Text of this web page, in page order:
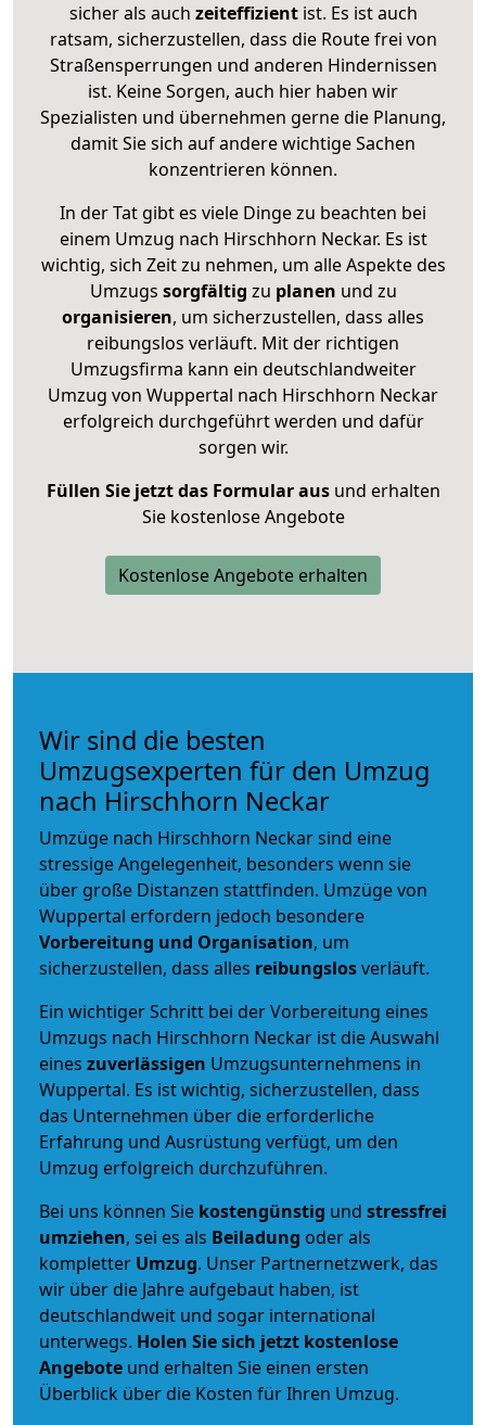
sicher als auch zeiteffizientist. Es ist auch
ratsam, sicherzustellen, dass die Route frei von
Straßensperrungen und anderen Hindernissen
ist. Keine Sorgen, auch hier haben wir
Spezialisten und übernehmen gerne die Planung,
damit Sie sich auf andere wichtige Sachen
konzentrieren können.
In der Tat gibt es viele Dinge zu beachten bei
einem Umzug nach Hirschhorn Neckar. Es ist
wichtig, sich Zeit zu nehmen, um alle Aspekte des
Umzugs sorgfältig zu planen und zu
organisieren, um sicherzustellen, dass alles
reibungslos verläuft. Mit der richtigen
Umzugsfirma kann ein deutschlandweiter
Umzug von Wuppertal nach Hirschhorn Neckar
erfolgreich durchgeführt werden und dafür
sorgen wir.
Füllen Sie jetzt das Formular ausund erhalten
Sie kostenlose Angebote
Kostenlose Angebote erhalten
Wir sind die besten
Umzugsexperten für den Umzug
nach Hirschhorn Neckar
Umzüge nach Hirschhorn Neckar sind eine
stressige Angelegenheit, besonders wenn sie
über große Distanzen stattfinden. Umzüge von
Wuppertal erfordern jedoch besondere
Vorbereitung und Organisation, um
sicherzustellen, dass alles reibungslosverläuft.
Ein wichtiger Schritt bei der Vorbereitung eines
Umzugs nach Hirschhorn Neckar ist die Auswahl
eines zuverlässigen Umzugsunternehmens in
Wuppertal. Es ist wichtig, sicherzustellen, dass
das Unternehmen über die erforderliche
Erfahrung und Ausrüstung verfügt, um den
Umzug erfolgreich durchzuführen.
Bei uns können Sie kostengünstig und stressfrei
umziehen, sei es als Beiladung oder als
kompletter Umzug. Unser Partnernetzwerk, das
wir über die Jahre aufgebaut haben, ist
deutschlandweit und sogar international
unterwegs. Holen Sie sich jetzt kostenlose
Angebote und erhalten Sie einen ersten
Überblick über die Kosten für Ihren Umzug.